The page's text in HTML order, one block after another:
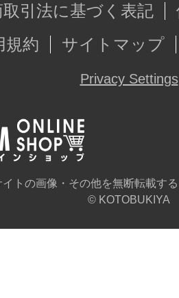
なっており、組み立
ン、スカイゴルドラ
ロポーションと可
部など全身の引き
定した接地性で様
引法に基づく表記
規約
サイトマップ
Privacy Settings
イトの画像・その他を無断転載す
© KOTOBUKIYA